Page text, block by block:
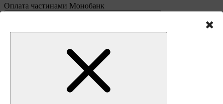
Оплата частинами Монобанк